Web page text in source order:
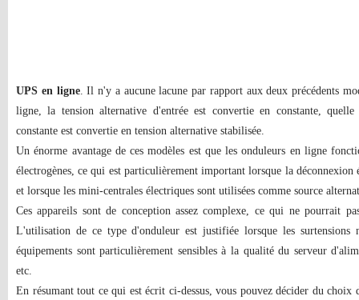
UPS en ligne. Il n'y a aucune lacune par rapport aux deux précédents
ligne, la tension alternative d'entrée est convertie en constante,
constante est convertie en tension alternative stabilisée.
Un énorme avantage de ces modèles est que les onduleurs en ligne
électrogènes, ce qui est particulièrement important lorsque la déconnexion
et lorsque les mini-centrales électriques sont utilisées comme source
Ces appareils sont de conception assez complexe, ce qui ne pourrait
L'utilisation de ce type d'onduleur est justifiée lorsque les surtensions
équipements sont particulièrement sensibles à la qualité du serveur
etc.
En résumant tout ce qui est écrit ci-dessus, vous pouvez décider du choix